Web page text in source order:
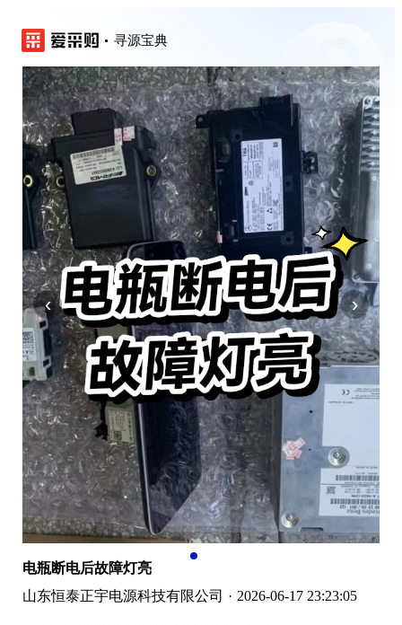
寻源宝典
‹ ›
电瓶断电后故障灯亮
山东恒泰正宇电源科技有限公司 · 2026-06-17 23:23:05